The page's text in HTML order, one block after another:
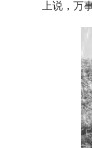
上说，万